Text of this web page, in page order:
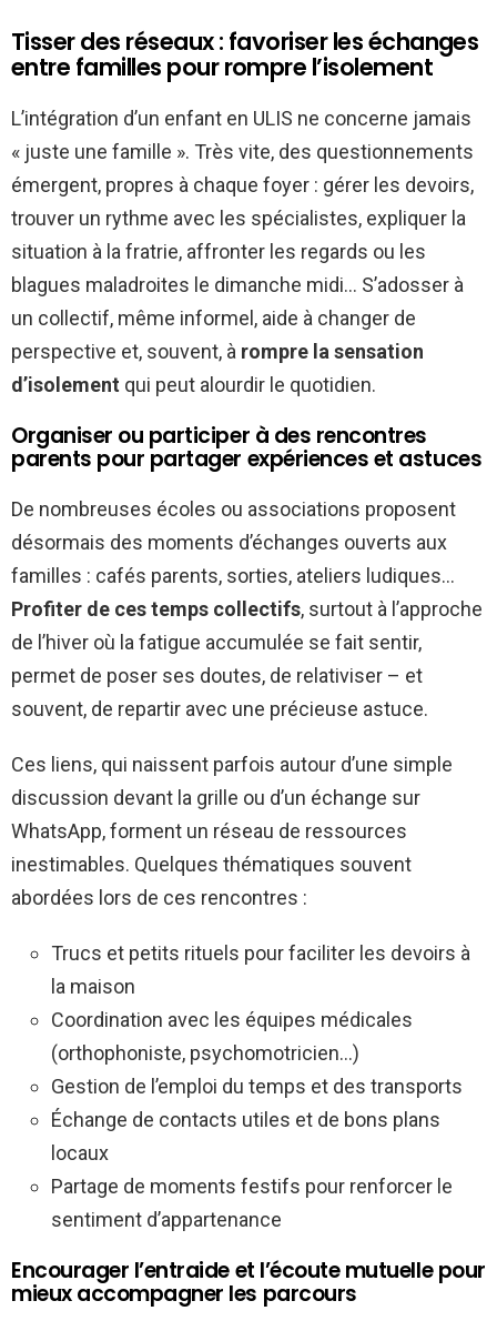
Tisser des réseaux : favoriser les échanges
entre familles pour rompre l’isolement
L’intégration d’un enfant en ULIS ne concerne jamais
« juste une famille ». Très vite, des questionnements
émergent, propres à chaque foyer : gérer les devoirs,
trouver un rythme avec les spécialistes, expliquer la
situation à la fratrie, affronter les regards ou les
blagues maladroites le dimanche midi… S’adosser à
un collectif, même informel, aide à changer de
perspective et, souvent, à rompre la sensation
d’isolement qui peut alourdir le quotidien.
Organiser ou participer à des rencontres
parents pour partager expériences et astuces
De nombreuses écoles ou associations proposent
désormais des moments d’échanges ouverts aux
familles : cafés parents, sorties, ateliers ludiques…
Profiter de ces temps collectifs, surtout à l’approche
de l’hiver où la fatigue accumulée se fait sentir,
permet de poser ses doutes, de relativiser – et
souvent, de repartir avec une précieuse astuce.
Ces liens, qui naissent parfois autour d’une simple
discussion devant la grille ou d’un échange sur
WhatsApp, forment un réseau de ressources
inestimables. Quelques thématiques souvent
abordées lors de ces rencontres :
Trucs et petits rituels pour faciliter les devoirs à
la maison
Coordination avec les équipes médicales
(orthophoniste, psychomotricien…)
Gestion de l’emploi du temps et des transports
Échange de contacts utiles et de bons plans
locaux
Partage de moments festifs pour renforcer le
sentiment d’appartenance
Encourager l’entraide et l’écoute mutuelle pour
mieux accompagner les parcours